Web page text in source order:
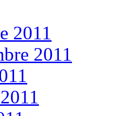
2011
2011